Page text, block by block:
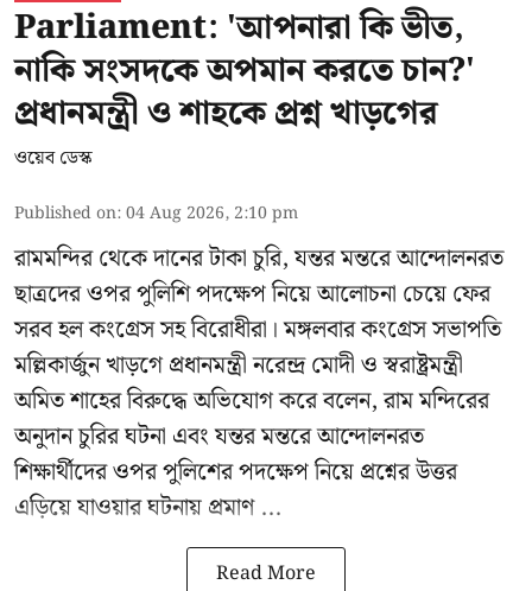
Parliament: 'আপনারা কি ভীত,
নাকি সংসদকে অপমান করতে চান?'
প্রধানমন্ত্রী ও শাহকে প্রশ্ন খাড়গের
ওয়েব ডেস্ক
Published on:04 Aug 2026, 2:10 pm
রামমন্দির থেকে দানের টাকা চুরি, যন্তর মন্তরে আন্দোলনরত
ছাত্রদের ওপর পুলিশি পদক্ষেপ নিয়ে আলোচনা চেয়ে ফের
সরব হল কংগ্রেস সহ বিরোধীরা। মঙ্গলবার কংগ্রেস সভাপতি
মল্লিকার্জুন খাড়গে প্রধানমন্ত্রী নরেন্দ্র মোদী ও স্বরাষ্ট্রমন্ত্রী
অমিত শাহের বিরুদ্ধে অভিযোগ করে বলেন, রাম মন্দিরের
অনুদান চুরির ঘটনা এবং যন্তর মন্তরে আন্দোলনরত
শিক্ষার্থীদের ওপর পুলিশের পদক্ষেপ নিয়ে প্রশ্নের উত্তর
এড়িয়ে যাওয়ার ঘটনায় প্রমাণ ...
Read More